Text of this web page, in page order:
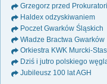
Grzegorz przed
Haldex odzyskiwaniem
Poczet Gwarków Śląskich
Władze Bractwa Gwarków
Orkiestra KWK Murcki-
Dziś i jutro polskiego
Jubileusz 100 lat AGH